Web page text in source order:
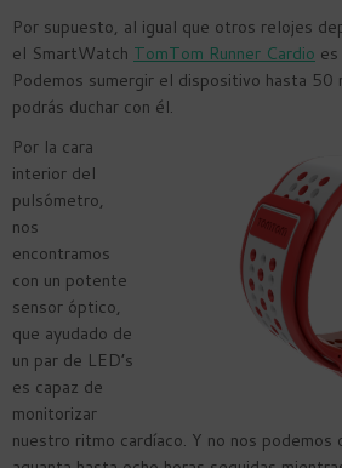
Por supuesto, al igual que otros relojes
el SmartWatch TomTom Runner Cardio
Podemos sumergir el dispositivo hasta
podrás duchar con él.
Por la cara
interior del
pulsómetro,
nos
encontramos
con un potente
sensor óptico,
que ayudado de
un par de LED’s
es capaz de
monitorizar
nuestro ritmo cardíaco. Y no nos podemos